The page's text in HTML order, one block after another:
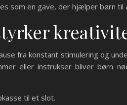
som en gave, der hjælper børn til
fra konstant stimulering og
eller instrukser bliver børn
til et slot.